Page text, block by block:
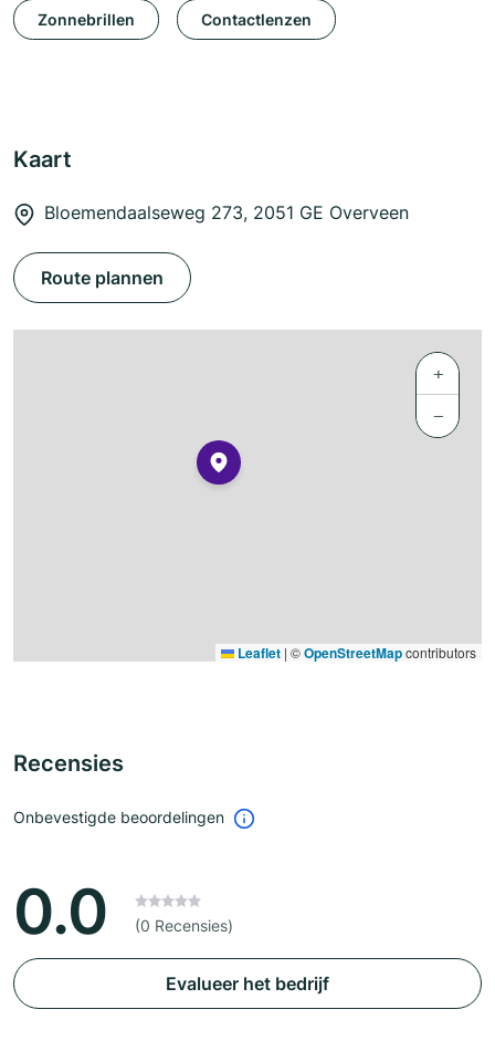
Zonnebrillen Contactlenzen
Kaart
Bloemendaalseweg 273, 2051 GE Overveen
Route plannen
+
−
Leaflet | ©OpenStreetMapcontributors
Recensies
Onbevestigde beoordelingen
0.0 (0 Recensies)
Evalueer het bedrijf